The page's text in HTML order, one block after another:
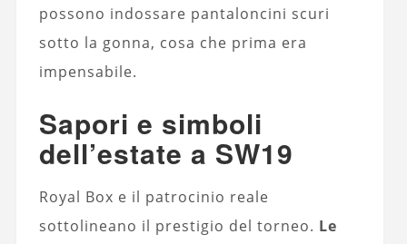
possono indossare pantaloncini scuri
sotto la gonna, cosa che prima era
impensabile.
Sapori e simboli
dell’estate a SW19
Royal Box e il patrocinio reale
sottolineano il prestigio del torneo. Le